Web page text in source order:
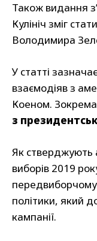
Також видання
Кулініч зміг
Володимира
У статті
взаємодіяв з
Коеном.
з
Як стверджують
виборів 2019
політики, який
кампанії.